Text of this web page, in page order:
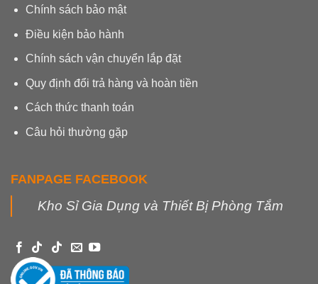
Chính sách bảo mật
Điều kiện bảo hành
Chính sách vận chuyển lắp đặt
Quy định đổi trả hàng và hoàn tiền
Cách thức thanh toán
Câu hỏi thường gặp
FANPAGE FACEBOOK
Kho Sỉ Gia Dụng và Thiết Bị Phòng Tắm